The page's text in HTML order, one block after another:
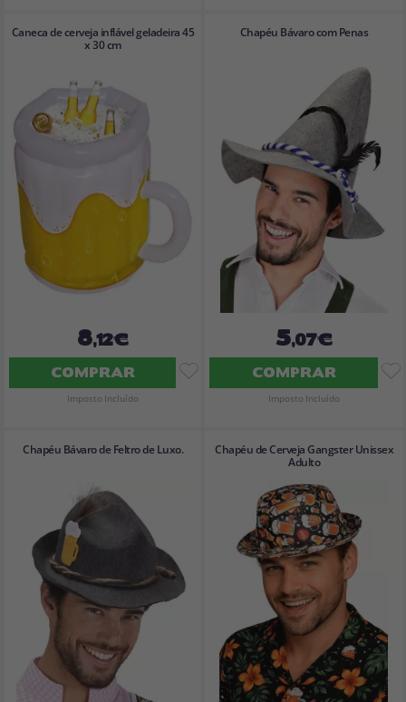
Caneca de cerveja inflável geladeira 45
x 30 cm
8,12€
COMPRAR
Imposto Incluído
Chapéu Bávaro com Penas
5,07€
COMPRAR
Imposto Incluído
Chapéu Bávaro de Feltro de Luxo.
Chapéu de Cerveja Gangster Unissex
Adulto